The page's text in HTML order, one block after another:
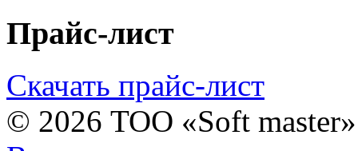
Прайс-лист
Скачать прайс-лист
© 2026 ТОО «Soft